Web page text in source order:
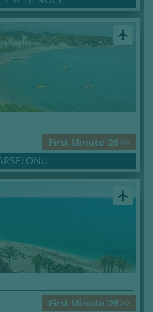
airplanemode_active
First Minute '26 >>
airplanemode_active
First Minute '26 >>